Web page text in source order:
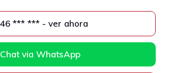
346 *** *** - ver ahora
Chat via WhatsApp